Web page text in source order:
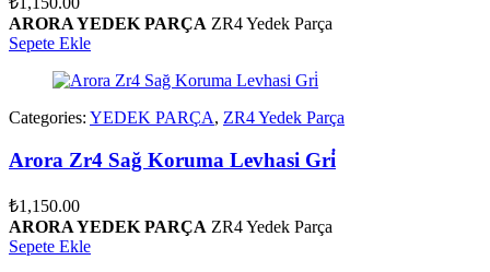
ARORA YEDEK PARÇA ZR4 Yedek Parça
Sepete Ekle
Categories: YEDEK PARÇA, ZR4 Yedek Parça
Arora Zr4 Sağ Koruma Levhasi Gri̇
₺1,150.00
ARORA YEDEK PARÇA ZR4 Yedek Parça
Sepete Ekle